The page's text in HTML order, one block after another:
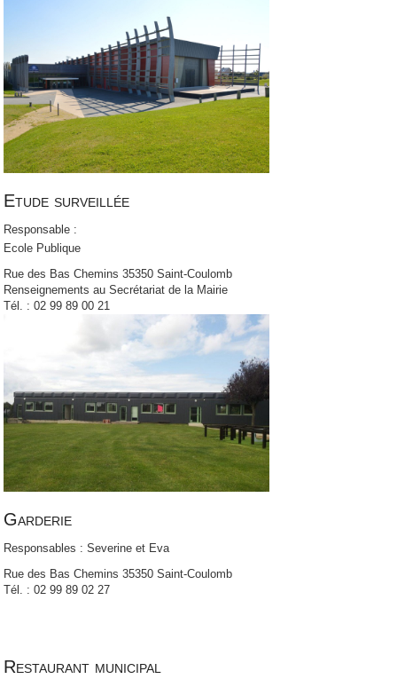
Etude surveillée
Responsable :
Ecole Publique
Rue des Bas Chemins 35350 Saint-Coulomb
Renseignements au Secrétariat de la Mairie
Tél. : 02 99 89 00 21
Garderie
Responsables : Severine et Eva
Rue des Bas Chemins 35350 Saint-Coulomb
Tél. : 02 99 89 02 27
Restaurant municipal